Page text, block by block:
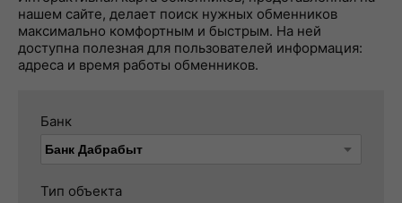
нашем сайте, делает поиск нужных обменников
максимально комфортным и быстрым. На ней
доступна полезная для пользователей информация:
адреса и время работы обменников.
Банк
Тип объекта